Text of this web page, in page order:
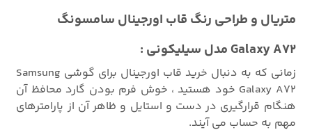
متریال و طراحی رنگ قاب اورجینال سامسونگ
Galaxy A72 مدل سیلیکونی :
زمانی که به دنبال خرید قاب اورجینال برای گوشی Samsung
Galaxy A72 خود هستید ، خوش فرم بودن گارد محافظ آن
هنگام قرارگیری در دست و استایل و ظاهر آن از پارامترهای
مهم به حساب می آیند.